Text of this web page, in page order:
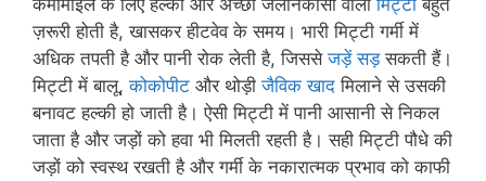
ज़रूरी होती है, खासकर हीटवेव के समय। भारी मिट्टी गर्मी में
अधिक तपती है और पानी रोक लेती है, जिससेजड़ें सड़सकती हैं।
मिट्टी में बालू,कोकोपीट और थोड़ीजैविक खाद मिलाने से उसकी
बनावट हल्की हो जाती है। ऐसी मिट्टी में पानी आसानी से निकल
जाता है और जड़ों को हवा भी मिलती रहती है। सही मिट्टी पौधे की
जड़ों को स्वस्थ रखती है और गर्मी के नकारात्मक प्रभाव को काफी